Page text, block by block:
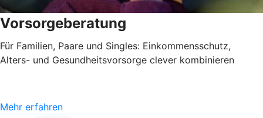
Vorsorgeberatung
Für Familien, Paare und Singles: Einkommensschutz,
Alters- und Gesundheitsvorsorge clever kombinieren
Mehr erfahren